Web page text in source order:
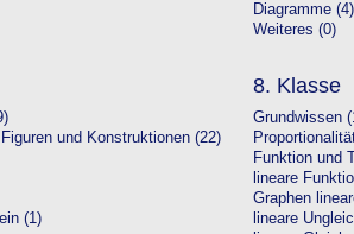
Diagramme (4)
Weiteres (0)
und Konstruktionen (22)
(1)
8. Klasse
Grundwissen
Funktion und
lineare
Graphen
lineare